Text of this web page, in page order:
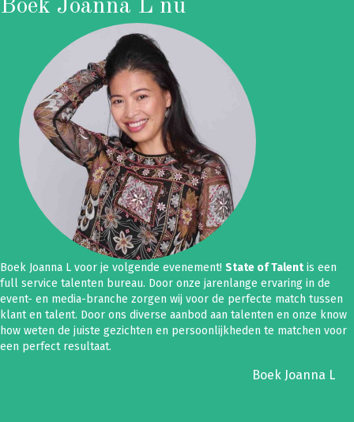
Boek Joanna L nu
Boek Joanna L voor je volgende evenement! State of Talentis een
full service talenten bureau. Door onze jarenlange ervaring in de
event- en media-branche zorgen wij voor de perfecte match tussen
klant en talent. Door ons diverse aanbod aan talenten en onze know
how weten de juiste gezichten en persoonlijkheden te matchen voor
een perfect resultaat.
Boek Joanna L